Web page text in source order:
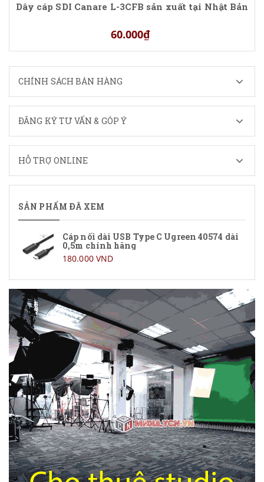
Dây cáp SDI Canare L-3CFB sản xuất tại Nhật Bản
60.000₫
CHÍNH SÁCH BÁN HÀNG
ĐĂNG KÝ TƯ VẤN & GÓP Ý
HỖ TRỢ ONLINE
SẢN PHẨM ĐÃ XEM
Cáp nối dài USB Type C Ugreen 40574 dài
0,5m chính hãng
180.000 VND